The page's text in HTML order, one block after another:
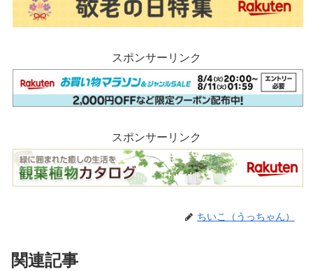
スポンサーリンク
スポンサーリンク
ちいこ（うっちゃん）
関連記事